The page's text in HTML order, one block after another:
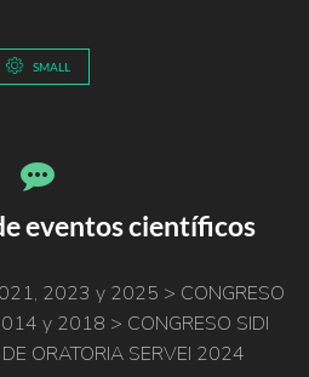
SMALL
eventos científicos
2023 y 2025 > CONGRESO
y 2018 > CONGRESO SIDI
ORATORIA SERVEI 2024